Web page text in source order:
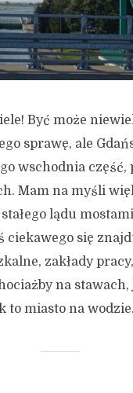
Być może
sprawę, ale
wschodnia część,
Mam na myśli
lądu
ciekawego się
zakłady
na stawach,
to miasto na